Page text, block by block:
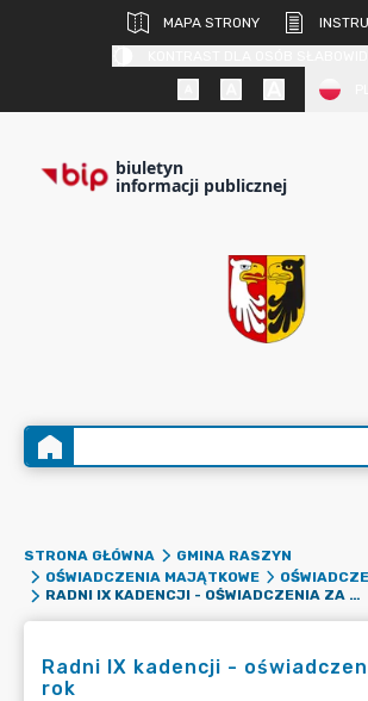
MAPA STRONY
biuletyn
informacji publicznej
STRONA GŁÓWNA
GMINA RASZYN
OŚWIADCZENIA MAJĄTKOWE
RADNI IX KADENCJI - OŚWIADCZENIA ZA 2025 ROK
Radni IX kadencji -
rok